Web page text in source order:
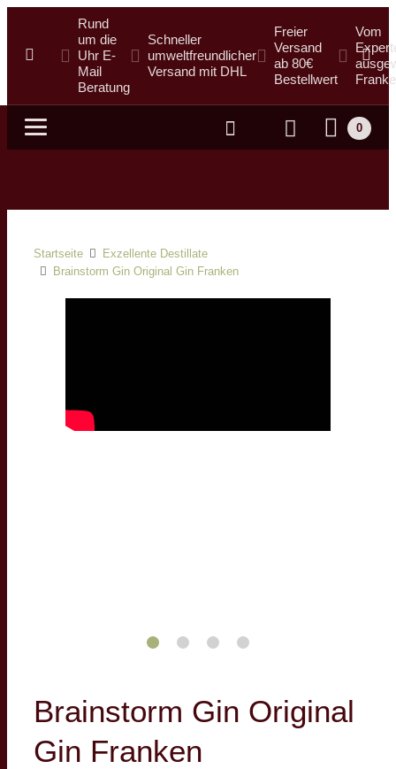
Rund
um die
Uhr E-
Mail
Beratung
Schneller
umweltfreundlicher
Versand mit DHL
Freier
Versand
ab 80€
Bestellwert
Vom
Suche
0
Startseite
Exzellente Destillate
Brainstorm Gin Original Gin Franken
Brainstorm Gin Original
Gin Franken